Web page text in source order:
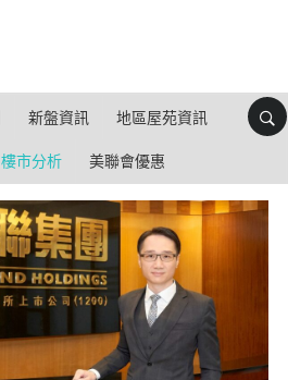
新盤資訊 地區屋苑資訊
樓市分析 美聯會優惠